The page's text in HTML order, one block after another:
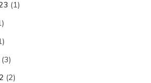
(1)
(3)
(2)